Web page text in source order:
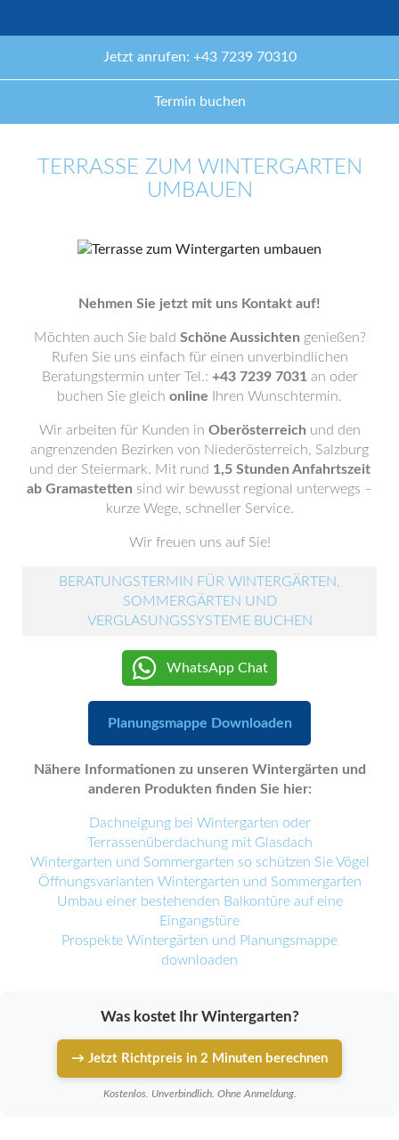
Jetzt anrufen: +43 7239 70310
Termin buchen
TERRASSE ZUM WINTERGARTEN
UMBAUEN
Nehmen Sie jetzt mit uns Kontakt auf!
Möchten auch Sie bald Schöne Aussichten genießen?
Rufen Sie uns einfach für einen unverbindlichen
Beratungstermin unter Tel.: +43 7239 7031 an oder
buchen Sie gleich online Ihren Wunschtermin.
Wir arbeiten für Kunden in Oberösterreich und den
angrenzenden Bezirken von Niederösterreich, Salzburg
und der Steiermark. Mit rund 1,5 Stunden Anfahrtszeit
ab Gramastetten sind wir bewusst regional unterwegs –
kurze Wege, schneller Service.
Wir freuen uns auf Sie!
BERATUNGSTERMIN FÜR WINTERGÄRTEN,
SOMMERGÄRTEN UND
VERGLASUNGSSYSTEME BUCHEN
WhatsApp Chat
Planungsmappe Downloaden
Nähere Informationen zu unseren Wintergärten und
anderen Produkten finden Sie hier:
Dachneigung bei Wintergarten oder
Terrassenüberdachung mit Glasdach
Wintergarten und Sommergarten so schützen Sie Vögel
Öffnungsvarianten Wintergarten und Sommergarten
Umbau einer bestehenden Balkontüre auf eine
Eingangstüre
Prospekte Wintergärten und Planungsmappe
downloaden
Was kostet Ihr Wintergarten?
→ Jetzt Richtpreis in 2 Minuten berechnen
Kostenlos. Unverbindlich. Ohne Anmeldung.